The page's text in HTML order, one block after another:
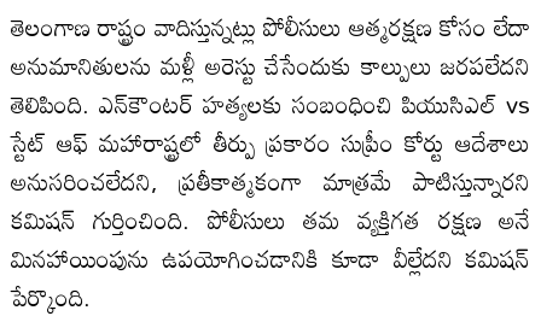
తెలంగాణ రాష్ట్రం వాదిస్తున్నట్లు పోలీసులు ఆత్మరక్షణ కోసం లేదా
అనుమానితులను మళ్లీ అరెస్టు చేసేందుకు కాల్పులు జరపలేదని
తెలిపింది. ఎన్‌కౌంటర్ హత్యలకు సంబంధించి పియుసిఎల్ vs
స్టేట్ ఆఫ్ మహారాష్ట్రలో తీర్పు ప్రకారం సుప్రీం కోర్టు ఆదేశాలు
అనుసరించలేదని, ప్రతీకాత్మకంగా మాత్రమే పాటిస్తున్నారని
కమిషన్ గుర్తించింది. పోలీసులు తమ వ్యక్తిగత రక్షణ అనే
మినహాయింపును ఉపయోగించడానికి కూడా వీల్లేదని కమిషన్
పేర్కొంది.